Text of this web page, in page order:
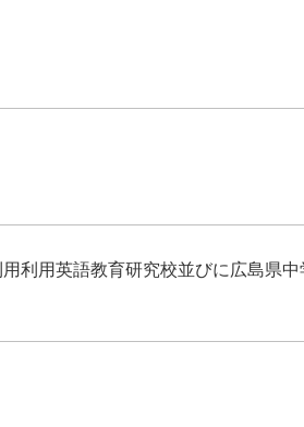
利用英語教育研究校並びに広島県中